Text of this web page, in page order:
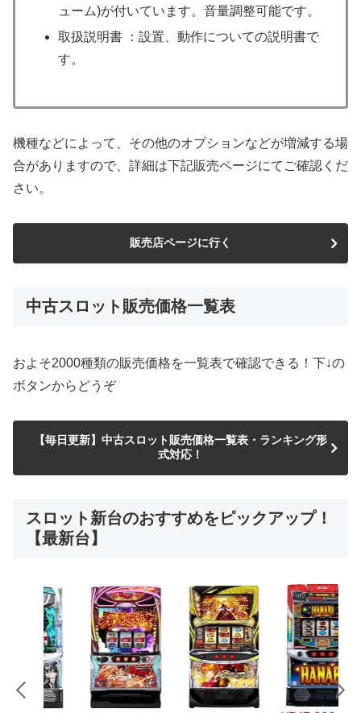
ューム)が付いています。音量調整可能です。
取扱説明書 ：設置、動作についての説明書で
す。
機種などによって、その他のオプションなどが増減する場
合がありますので、詳細は下記販売ページにてご確認くだ
さい。
販売店ページに行く
中古スロット販売価格一覧表
およそ2000種類の販売価格を一覧表で確認できる！下↓の
ボタンからどうぞ
【毎日更新】中古スロット販売価格一覧表・ランキング形
式対応！
スロット新台のおすすめをピックアップ！
【最新台】